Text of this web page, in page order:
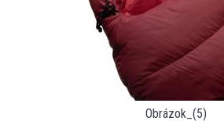
Obrázok_(5)